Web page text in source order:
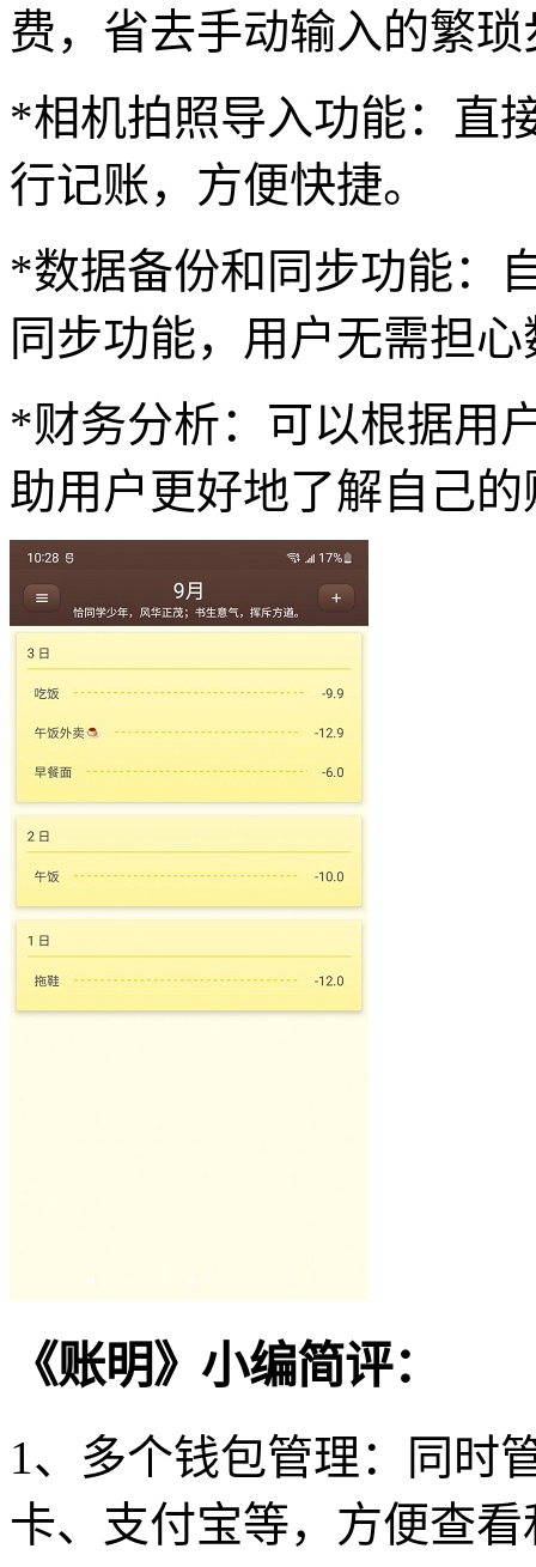
费，省去手动输入的繁琐
*相机拍照导入功能：直
行记账，方便快捷。
*数据备份和同步功能：
同步功能，用户无需担
*财务分析：可以根据用
助用户更好地了解自己
《账明》小编简评：
1、多个钱包管理：同时
卡、支付宝等，方便查